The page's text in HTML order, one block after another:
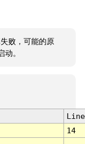
败，可能的原
。
Line
14